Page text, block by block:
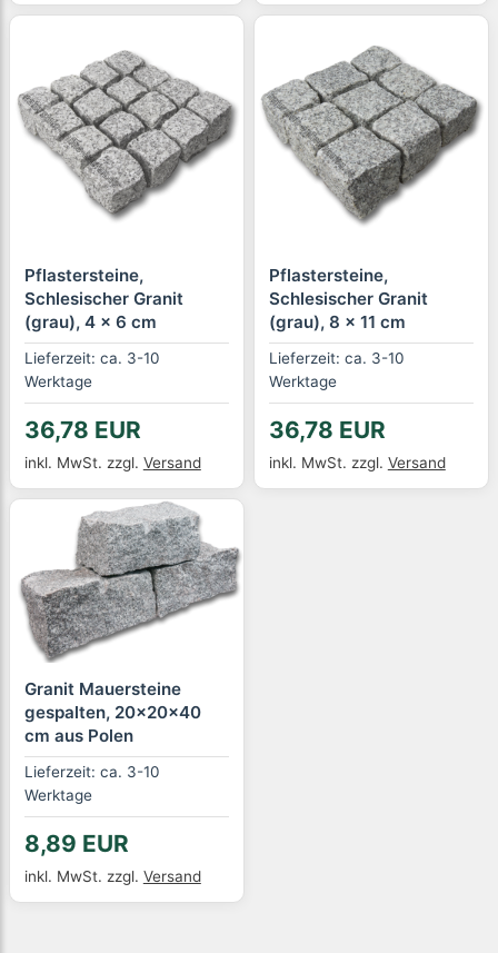
Pflastersteine,
Schlesischer Granit
(grau), 4 x 6 cm
Lieferzeit: ca. 3-10
Werktage
36,78 EUR
inkl. MwSt. zzgl. Versand
Pflastersteine,
Schlesischer Granit
(grau), 8 x 11 cm
Lieferzeit: ca. 3-10
Werktage
36,78 EUR
inkl. MwSt. zzgl. Versand
Granit Mauersteine
gespalten, 20x20x40
cm aus Polen
Lieferzeit: ca. 3-10
Werktage
8,89 EUR
inkl. MwSt. zzgl. Versand